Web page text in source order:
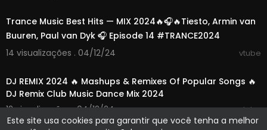
Este site usa cookies para garantir que você tenha a melhor
Trance Music Best Hits — MIX 2024🔥🎧🔥Tiesto, Armin van
Buuren, Paul van Dyk 🎧 Episode 14 #TRANCE2024
14 visualizações . 04/12/24
vtube
DJ REMIX 2024 🔥 Mashups & Remixes Of Popular Songs 🔥
DJ Remix Club Music Dance Mix 2024
12 visualizações . 04/12/24
vtube